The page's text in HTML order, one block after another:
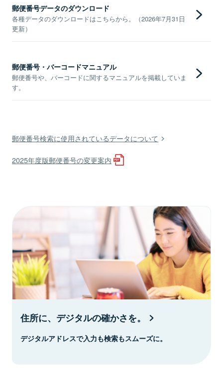
郵便番号データのダウンロード
各種データのダウンロードはこちらから。（2026年7月31日
更新）
郵便番号・バーコードマニュアル
郵便番号や、バーコードに関するマニュアルを掲載していま
す。
郵便番号検索に使用されているデータについて
2025年度版郵便番号の変更案内
住所に、デジタルの確かさを。
デジタルアドレスで入力も検索もスムーズに。